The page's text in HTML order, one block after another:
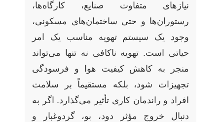
نیازهای متفاوت صنایع، کارگاه‌ها،
رستوران‌ها و حتی ساختمان‌های مسکونی،
وجود یک سیستم تهویه مناسب یک امر
حیاتی است. تهویه ناکافی نه تنها می‌تواند
منجر به کاهش کیفیت هوا و فرسودگی
تجهیزات شود، بلکه مستقیماً بر سلامت
افراد و راندمان کاری تأثیر می‌گذارد. اگر به
دنبال خروج مؤثر دود، بو، گردوغبار و